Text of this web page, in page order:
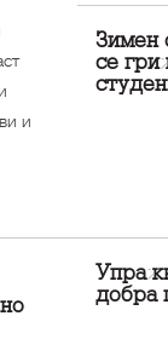
и
Зимен
се
добра